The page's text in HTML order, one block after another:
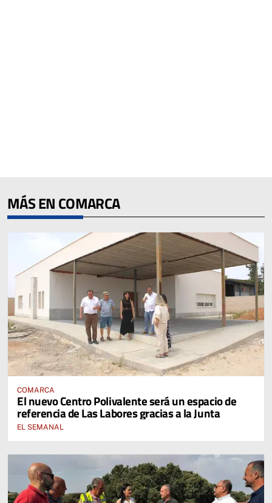
MÁS EN COMARCA
COMARCA
El nuevo Centro Polivalente será un espacio de
referencia de Las Labores gracias a la Junta
EL SEMANAL